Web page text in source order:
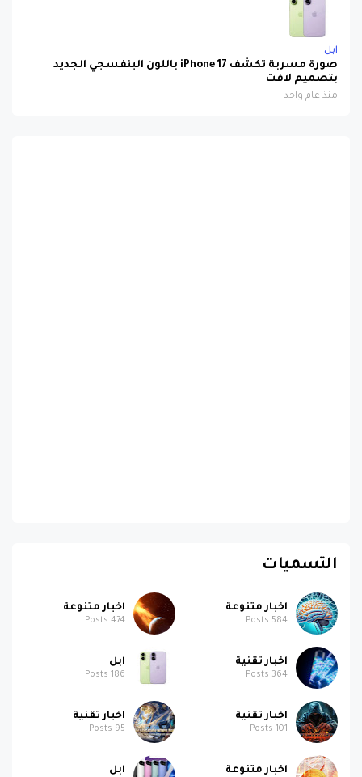
ابل
صورة مسربة تكشف iPhone 17 باللون البنفسجي الجديد
بتصميم لافت
منذ عام واحد
التسميات
اخبار متنوعة
584
اخبار متنوعة
474
اخبار تقنية
364
ابل
186
اخبار تقنية
101
اخبار تقنية
95
اخبار متنوعة ابل